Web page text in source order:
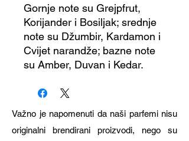
Gornje note su Grejpfrut,
Korijander i Bosiljak; srednje
note su Džumbir, Kardamon i
Cvijet narandže; bazne note
su Amber, Duvan i Kedar.
Važno je napomenuti da naši parfemi nisu
originalni brendirani proizvodi, nego su